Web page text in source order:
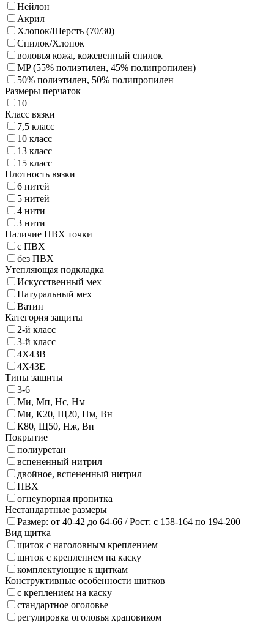
Нейлон
Акрил
Хлопок/Шерсть (70/30)
Спилок/Хлопок
воловья кожа, кожевенный спилок
MP (55% полиэтилен, 45% полипропилен)
50% полиэтилен, 50% полипропилен
Размеры перчаток
10
Класс вязки
7,5 класс
10 класс
13 класс
15 класс
Плотность вязки
6 нитей
5 нитей
4 нити
3 нити
Наличие ПВХ точки
с ПВХ
без ПВХ
Утепляющая подкладка
Искусственный мех
Натуральный мех
Ватин
Категория защиты
2-й класс
3-й класс
4X43B
4X43Е
Типы защиты
3-6
Ми, Мп, Нс, Нм
Ми, К20, Щ20, Нм, Вн
К80, Щ50, Нж, Вн
Покрытие
полиуретан
вспененный нитрил
двойное, вспененный нитрил
ПВХ
огнеупорная пропитка
Нестандартные размеры
Размер: от 40-42 до 64-66 / Рост: с 158-164 по 194-200
Вид щитка
щиток с наголовным креплением
щиток с креплением на каску
комплектующие к щиткам
Конструктивные особенности щитков
с креплением на каску
стандартное оголовье
регулировка оголовья храповиком